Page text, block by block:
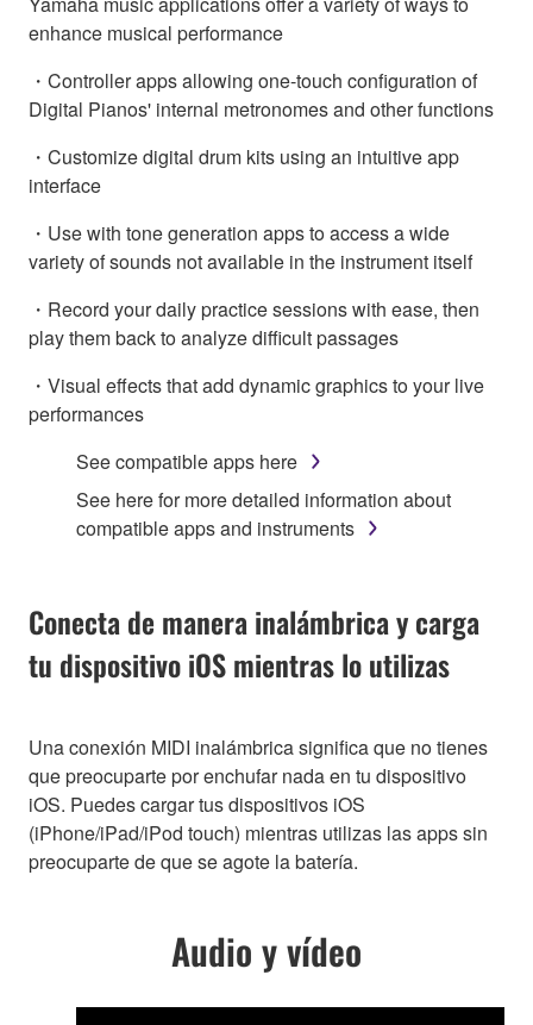
enhance musical performance
・Controller apps allowing one-touch configuration of
Digital Pianos' internal metronomes and other functions
・Customize digital drum kits using an intuitive app
interface
・Use with tone generation apps to access a wide
variety of sounds not available in the instrument itself
・Record your daily practice sessions with ease, then
play them back to analyze difficult passages
・Visual effects that add dynamic graphics to your live
performances
See compatible apps here
See here for more detailed information about
compatible apps and instruments
Conecta de manera inalámbrica y carga
tu dispositivo iOS mientras lo utilizas
Una conexión MIDI inalámbrica significa que no tienes
que preocuparte por enchufar nada en tu dispositivo
iOS. Puedes cargar tus dispositivos iOS
(iPhone/iPad/iPod touch) mientras utilizas las apps sin
preocuparte de que se agote la batería.
Audio y vídeo